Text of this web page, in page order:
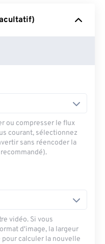
Drive
ou compresser le flux
courant, sélectionnez
sans réencoder la
vidéo. Si vous
d'image, la largeur
calculer la nouvelle